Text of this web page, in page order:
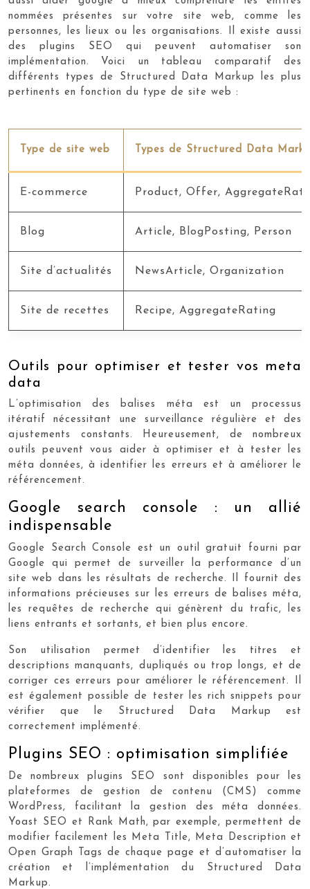
nommées présentes sur votre site web, comme les
personnes, les lieux ou les organisations. Il existe aussi
des plugins SEO qui peuvent automatiser son
implémentation. Voici un tableau comparatif des
différents types de Structured Data Markup les plus
pertinents en fonction du type de site web :
Type de site web Types de Structured Data
E-commerce Product, Offer,
Blog Article, BlogPosting, Person
Site d’actualités NewsArticle, Organization
Site de recettes Recipe, AggregateRating
Outils pour optimiser et tester vos meta
data
L’optimisation des balises méta est un processus
itératif nécessitant une surveillance régulière et des
ajustements constants. Heureusement, de nombreux
outils peuvent vous aider à optimiser et à tester les
méta données, à identifier les erreurs et à améliorer le
référencement.
Google search console : un allié
indispensable
Google Search Console est un outil gratuit fourni par
Google qui permet de surveiller la performance d’un
site web dans les résultats de recherche. Il fournit des
informations précieuses sur les erreurs de balises méta,
les requêtes de recherche qui génèrent du trafic, les
liens entrants et sortants, et bien plus encore.
Son utilisation permet d’identifier les titres et
descriptions manquants, dupliqués ou trop longs, et de
corriger ces erreurs pour améliorer le référencement. Il
est également possible de tester les rich snippets pour
vérifier que le Structured Data Markup est
correctement implémenté.
Plugins SEO : optimisation simplifiée
De nombreux plugins SEO sont disponibles pour les
plateformes de gestion de contenu (CMS) comme
WordPress, facilitant la gestion des méta données.
Yoast SEO et Rank Math, par exemple, permettent de
modifier facilement les Meta Title, Meta Description et
Open Graph Tags de chaque page et d’automatiser la
création et l’implémentation du Structured Data
Markup.